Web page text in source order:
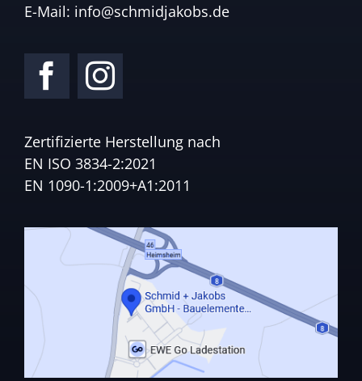
E-Mail: info@schmidjakobs.de
Zertifizierte Herstellung nach
EN ISO 3834-2:2021
EN 1090-1:2009+A1:2011